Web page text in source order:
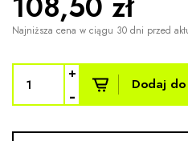
Najniższa cena w ciągu 30 dni przed
+
- Dodaj do